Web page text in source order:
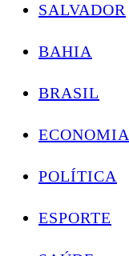
SALVADOR
BAHIA
BRASIL
ECONOMIA
POLÍTICA
ESPORTE